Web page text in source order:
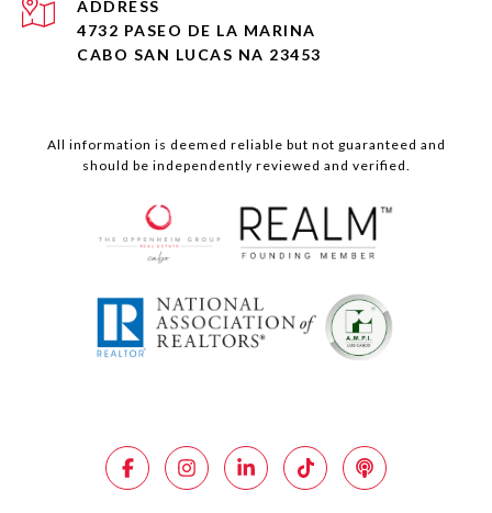
ADDRESS
4732 PASEO DE LA MARINA
CABO SAN LUCAS NA 23453
All information is deemed reliable but not guaranteed and
should be independently reviewed and verified.